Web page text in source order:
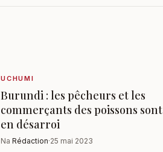
UCHUMI
Burundi : les pêcheurs et les
commerçants des poissons sont
en désarroi
Na Rédaction·25 mai 2023